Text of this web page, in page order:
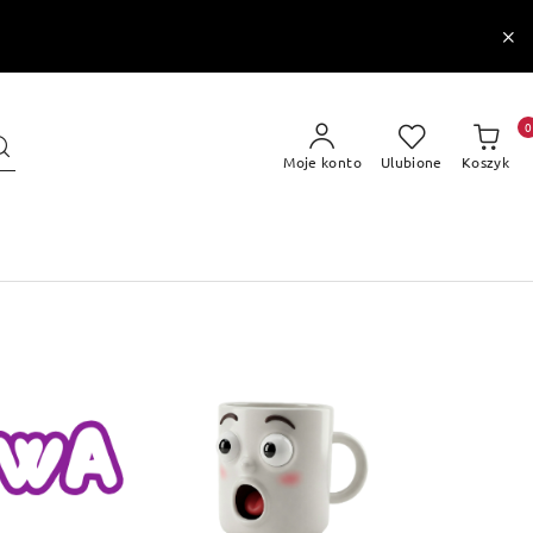
Moje konto Ulubione Koszyk
0